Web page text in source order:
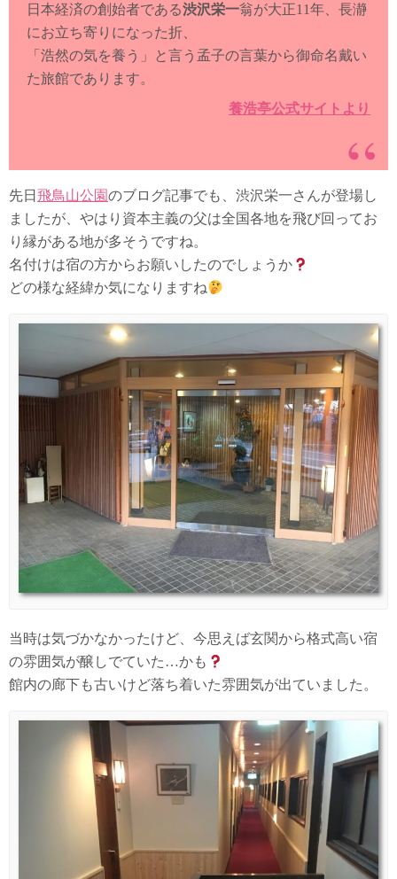
日本経済の創始者である渋沢栄一翁が大正11年、長瀞
にお立ち寄りになった折、
「浩然の気を養う」と言う孟子の言葉から御命名戴い
た旅館であります。
養浩亭公式サイトより
先日 飛鳥山公園のブログ記事でも、渋沢栄一さんが登場し
ましたが、やはり資本主義の父は全国各地を飛び回ってお
り縁がある地が多そうですね。
名付けは宿の方からお願いしたのでしょうか
どの様な経緯か気になりますね
当時は気づかなかったけど、今思えば玄関から格式高い宿
の雰囲気が醸しでていた…かも
館内の廊下も古いけど落ち着いた雰囲気が出ていました。